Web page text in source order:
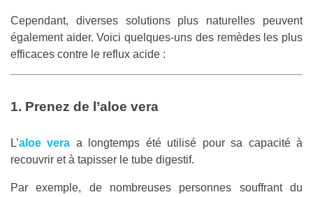
Cependant, diverses solutions plus naturelles peuvent
également aider. Voici quelques-uns des remèdes les plus
efficaces contre le reflux acide :
1. Prenez de l’aloe vera
L’aloe vera a longtemps été utilisé pour sa capacité à
recouvrir et à tapisser le tube digestif.
Par exemple, de nombreuses personnes souffrant du